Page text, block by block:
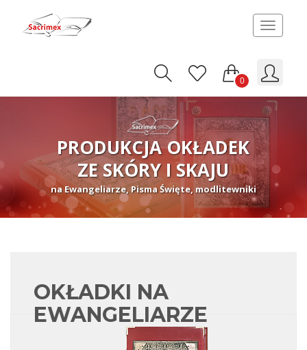
Toggle
0
PRODUKCJA OKŁADEK
ZE SKÓRY I SKAJU
na Ewangeliarze, Pisma Święte, modlitewniki
OKŁADKI NA
EWANGELIARZE